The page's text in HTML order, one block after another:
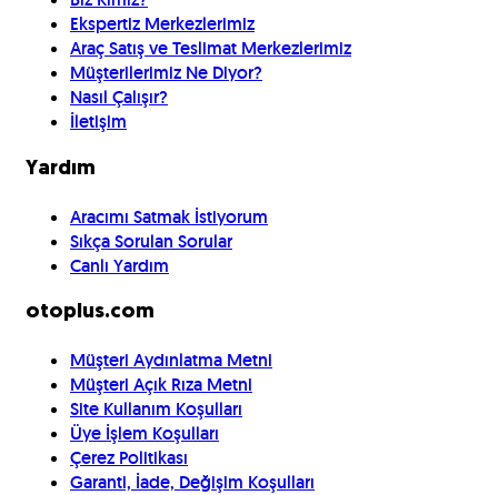
Ekspertiz Merkezlerimiz
Araç Satış ve Teslimat Merkezlerimiz
Müşterilerimiz Ne Diyor?
Nasıl Çalışır?
İletişim
Yardım
Aracımı Satmak İstiyorum
Sıkça Sorulan Sorular
Canlı Yardım
otoplus.com
Müşteri Aydınlatma Metni
Müşteri Açık Rıza Metni
Site Kullanım Koşulları
Üye İşlem Koşulları
Çerez Politikası
Garanti, İade, Değişim Koşulları